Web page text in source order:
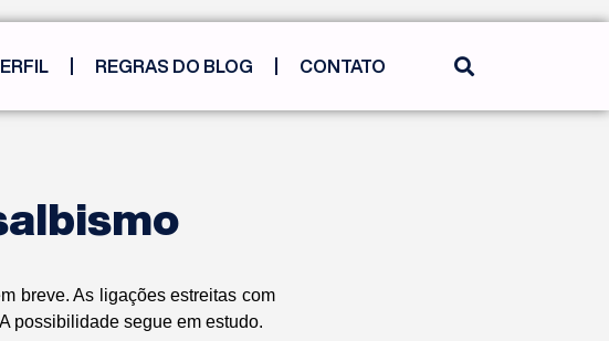
REGRAS DO BLOG CONTATO
breve. As ligações estreitas com
possibilidade segue em estudo.